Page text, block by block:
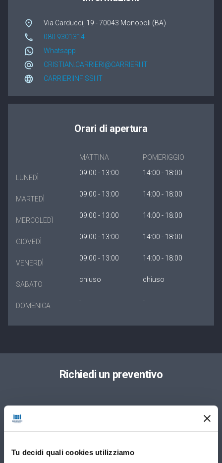
Tu decidi quali cookies utilizziamo
Winergetic Premium Passive
Finestra a bilico
Via Carducci, 19 - 70043 Monopoli (BA)
080 9301314
Whatsapp
CRISTIAN.CARRIERI@CARRIERI.IT
CARRIERIINFISSI.IT
Orari di apertura
MATTINA POMERIGGIO
LUNEDÌ
09:00 - 13:00 14:00 - 18:00
MARTEDÌ
09:00 - 13:00 14:00 - 18:00
MERCOLEDÌ
09:00 - 13:00 14:00 - 18:00
GIOVEDÌ
09:00 - 13:00 14:00 - 18:00
VENERDÌ
09:00 - 13:00 14:00 - 18:00
SABATO
chiuso chiuso
DOMENICA
- -
Richiedi un preventivo
Progettista